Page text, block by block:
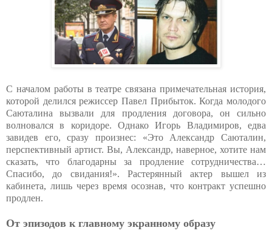
С началом работы в театре связана примечательная история,
которой делился режиссер Павел Прибыток. Когда молодого
Саюталина вызвали для продления договора, он сильно
волновался в коридоре. Однако Игорь Владимиров, едва
завидев его, сразу произнес: «Это Александр Саюталин,
перспективный артист. Вы, Александр, наверное, хотите нам
сказать, что благодарны за продление сотрудничества…
Спасибо, до свидания!». Растерянный актер вышел из
кабинета, лишь через время осознав, что контракт успешно
продлен.
От эпизодов к главному экранному образу